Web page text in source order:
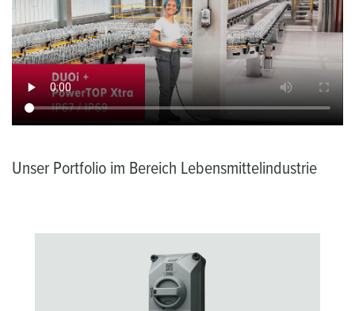
Unser Portfolio im Bereich Lebensmittelindustrie